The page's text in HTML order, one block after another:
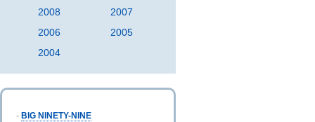
2008
2007
2006
2005
2004
- BIG NINETY-NINE